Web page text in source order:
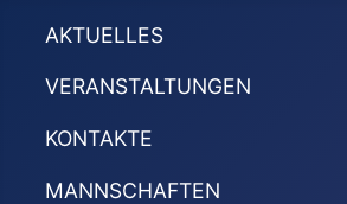
AKTUELLES
VERANSTALTUNGEN
KONTAKTE
MANNSCHAFTEN